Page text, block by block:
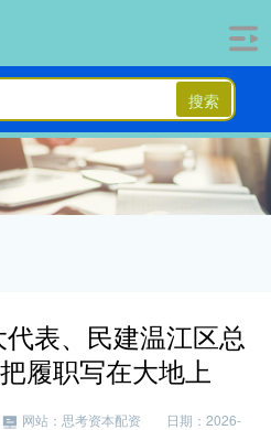
搜索
表、民建温江区总
履职写在大地上
网站：思考资本配资
日期：2026-